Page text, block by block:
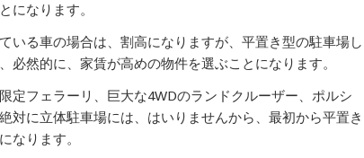
になります。
いる車の場合は、割高になりますが、平置き型の駐車場し
必然的に、家賃が高めの物件を選ぶことになります。
定フェラーリ、巨大な4WDのランドクルーザー、ポルシ
対に立体駐車場には、はいりませんから、最初から平置き
なります。